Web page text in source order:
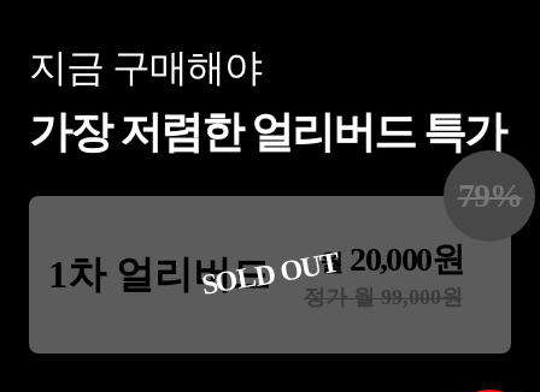
지금 구매해야
가장 저렴한 얼리버드 특가
1차 얼리버드 월 20,000원
정가 월99,000원
79%
SOLD OUT